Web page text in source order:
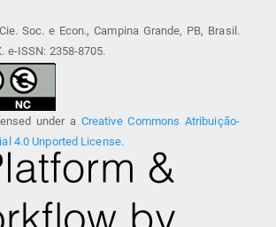
Soc. e Econ., Campina Grande, PB, Brasil.
e-ISSN: 2358-8705.
under a Creative Commons Atribuição-
4.0 Unported License.